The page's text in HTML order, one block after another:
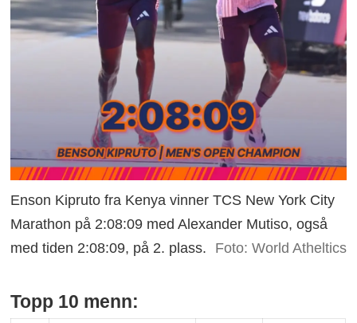
Enson Kipruto fra Kenya vinner TCS New York City
Marathon på 2:08:09 med Alexander Mutiso, også
med tiden 2:08:09, på 2. plass.
Foto: World Atheltics
Topp 10 menn: